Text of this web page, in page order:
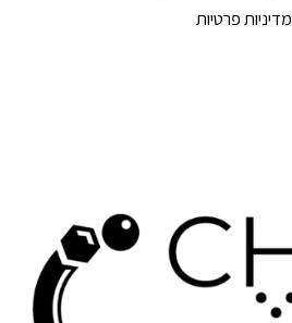
מדיניות פרטיות